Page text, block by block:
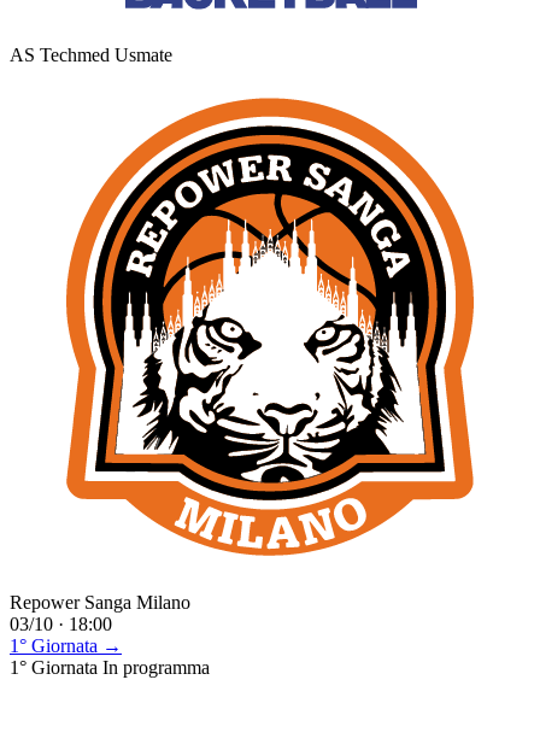
AS Techmed Usmate
Repower Sanga Milano
03/10 · 18:00
1° Giornata →
1° Giornata In programma